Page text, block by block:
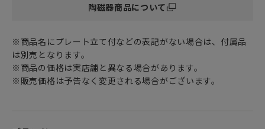
プレゼントとしてだけでなく
1748年創業の伝統と品質に、自由な発想のデザインが融合。
ヨーロッパを代表するドイツに本社を置くラグジュアリーな
ライフスタイルブランド「 Villeroy＆Boch ビレロイ＆ボッ
ホ 」から、大切な時をともに過ごす洗練されたアイテムをお
陶磁器商品について
※商品名にプレート立て付などの表記がない場合は、付属品
は別売となります。
※商品の価格は実店舗と異なる場合があります。
※販売価格は予告なく変更される場合がございます。